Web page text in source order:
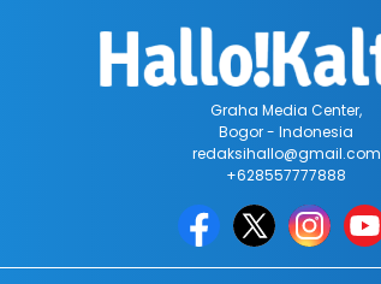
Graha Media Center,
Bogor - Indonesia
redaksihallo@gmail.com
+628557777888